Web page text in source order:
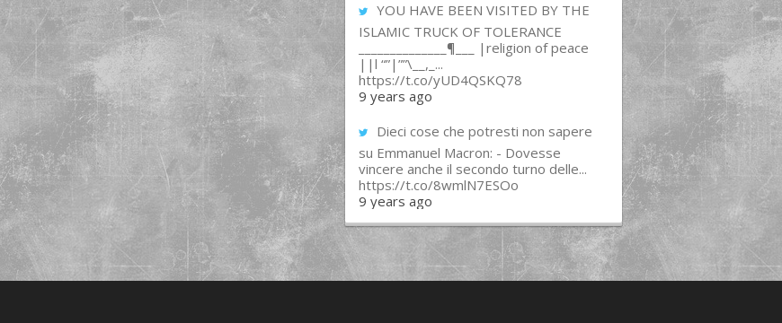
YOU HAVE BEEN VISITED BY THE
ISLAMIC TRUCK OF TOLERANCE
______________¶___ |religion of peace
||l “”|””\__,_...
https://t.co/yUD4QSKQ78
9 years ago
Dieci cose che potresti non sapere
su Emmanuel Macron: - Dovesse
vincere anche il secondo turno delle...
https://t.co/8wmlN7ESOo
9 years ago